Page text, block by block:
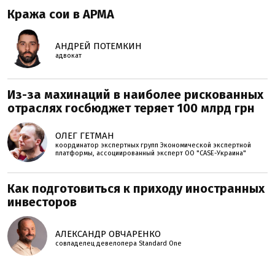
Кража сои в АРМА
АНДРЕЙ ПОТЕМКИН
адвокат
Из-за махинаций в наиболее рискованных
отраслях госбюджет теряет 100 млрд грн
ОЛЕГ ГЕТМАН
координатор экспертных групп Экономической экспертной
платформы, ассоциированный эксперт ОО "CASE-Украина"
Как подготовиться к приходу иностранных
инвесторов
АЛЕКСАНДР ОВЧАРЕНКО
совладелец девелопера Standard One